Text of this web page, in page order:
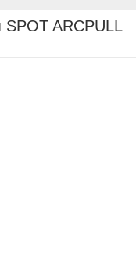
ARCPULL